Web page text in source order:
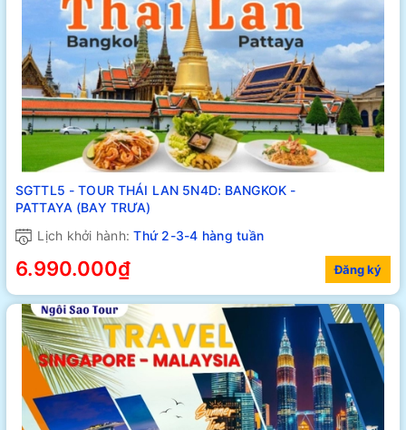
SGTTL5 - TOUR THÁI LAN 5N4D: BANGKOK -
PATTAYA (BAY TRƯA)
Lịch khởi hành:Thứ 2-3-4 hàng tuần
6.990.000₫ Đăng ký